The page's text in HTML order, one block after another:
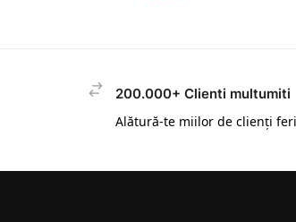
200.000+ Clienti multumiti
Alătură-te miilor de clienți